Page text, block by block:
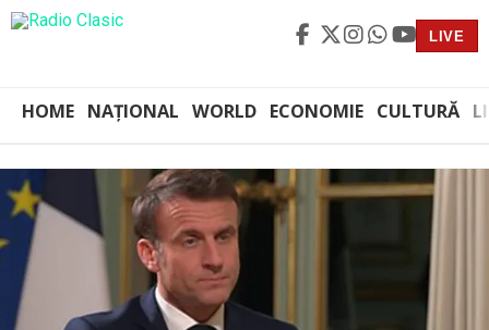
LIVE
HOME NAȚIONAL WORLD ECONOMIE CULTURĂ